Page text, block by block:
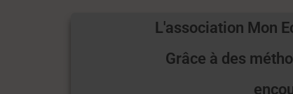
L'association Mon
Grâce à des